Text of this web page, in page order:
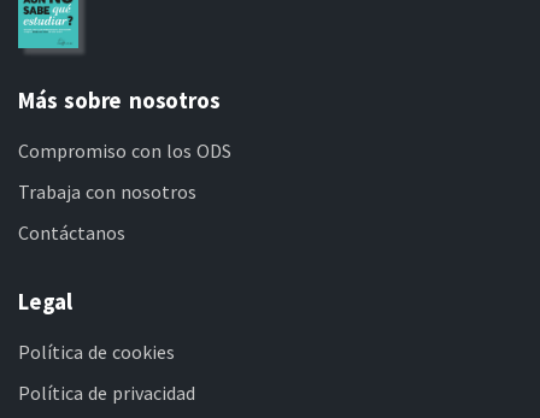
Más sobre nosotros
Compromiso con los ODS
Trabaja con nosotros
Contáctanos
Legal
Política de cookies
Política de privacidad